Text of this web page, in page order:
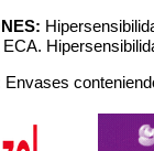
Envases